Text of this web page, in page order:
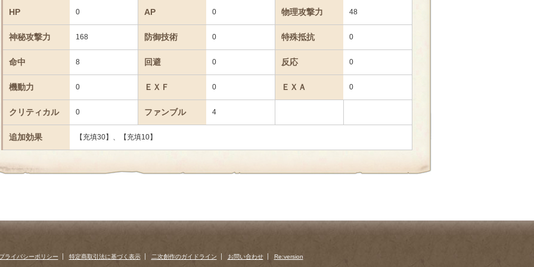
HP 0 AP 0 物理攻撃力 48
神秘攻撃力 168 防御技術 0 特殊抵抗 0
命中 8 回避 0 反応 0
機動力 0 ＥＸＦ 0 ＥＸＡ 0
クリティカル 0 ファンブル 4
追加効果 【充填30】、【充填10】
ライバシーポリシー 特定商取引法に基づく表示 二次創作のガイドライン お問い合わせ Re:version